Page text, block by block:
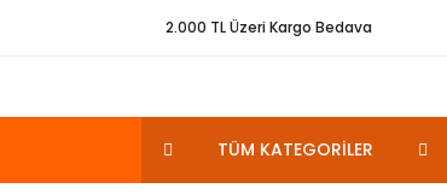
2.000 TL Üzeri Kargo Bedava
TÜM KATEGORİLER